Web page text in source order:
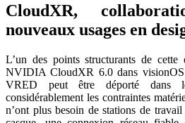
CloudXR,
nouveaux usages en
L’un des points structurants de
NVIDIA CloudXR 6.0 dans visionOS
VRED peut être déporté
considérablement les contraintes
n’ont plus besoin de stations de